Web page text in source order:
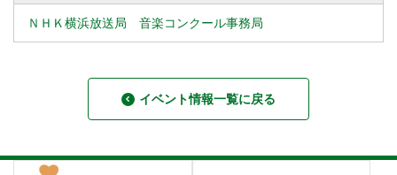
ＮＨＫ横浜放送局 音楽コンクール事務局
イベント情報一覧に戻る